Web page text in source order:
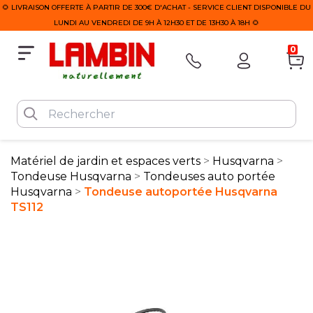
🌻 LIVRAISON OFFERTE À PARTIR DE 300€ D'ACHAT - SERVICE CLIENT DISPONIBLE DU
LUNDI AU VENDREDI DE 9H À 12H30 ET DE 13H30 À 18H 🌻
0
Matériel de jardin et espaces verts
Husqvarna
Tondeuse Husqvarna
Tondeuses auto portée
Husqvarna
Tondeuse autoportée Husqvarna
TS112